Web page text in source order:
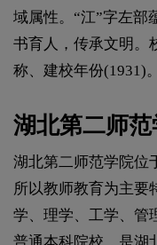
域属性。“江”字左部
书育人，传承文明。
称、建校年份(1931)。
湖北第二师范
湖北第二师范学院位
所以教师教育为主要
学、理学、工学、管
普通本科院校，是湖